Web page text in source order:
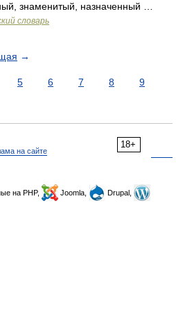
знаменитый, назначенный …
словарь
→
5 6 7 8
9
18+
на сайте
на PHP, Joomla,
Drupal,